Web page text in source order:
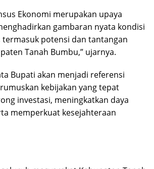
Ekonomi merupakan upaya
gambaran nyata kondisi
termasuk potensi dan tantangan
Tanah Bumbu,” ujarnya.
Bupati akan menjadi referensi
kebijakan yang tepat
investasi, meningkatkan daya
memperkuat kesejahteraan